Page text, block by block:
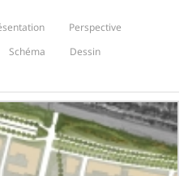
Perspective
Schéma
Dessin